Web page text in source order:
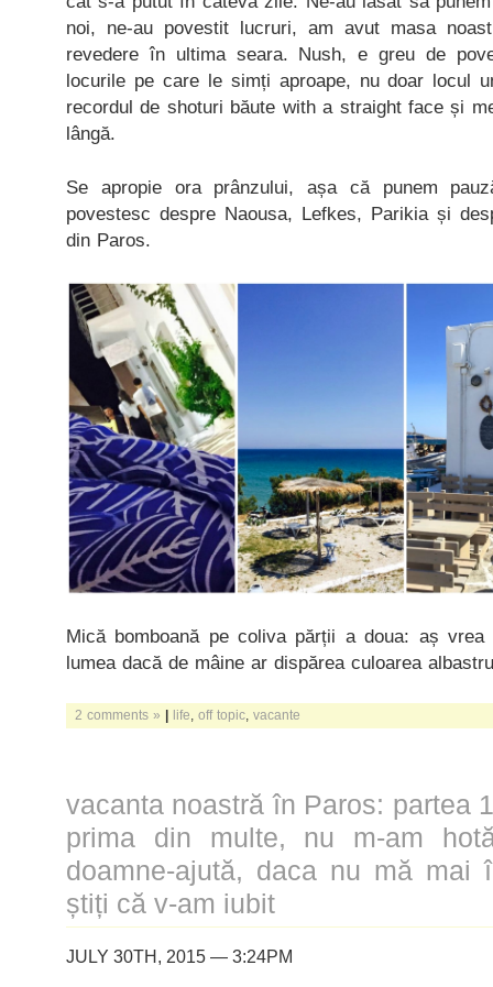
noi, ne-au povestit lucruri, am avut masa
revedere în ultima seara. Nush, e greu de
locurile pe care le simți aproape, nu doar locul
recordul de shoturi băute with a straight face și
lângă.
Se apropie ora prânzului, așa că punem
povestesc despre Naousa, Lefkes, Parikia și
din Paros.
Mică bomboană pe coliva părții a doua: aș
lumea dacă de mâine ar dispărea culoarea
2 comments » | life off topic vacante
vacanta noastră în Paros: partea
prima din multe, nu m-am
doamne-ajută, daca nu mă mai
știți că v-am iubit
JULY 30TH, 2015 — 3:24PM